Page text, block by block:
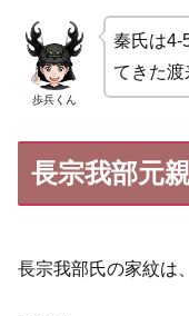
歩兵くん
秦氏は4-
てきた渡
長宗我部元
長宗我部氏の家紋は、